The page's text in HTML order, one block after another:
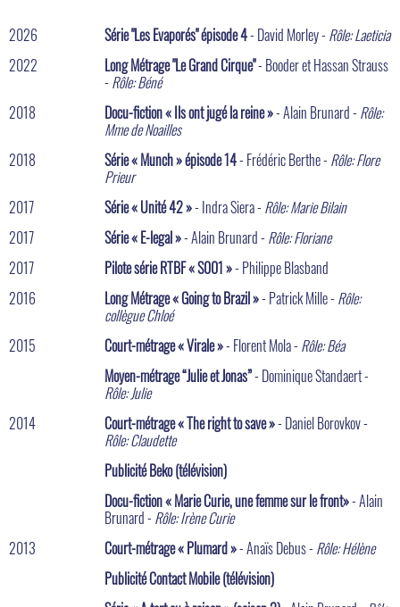
2026 Série "Les Evaporés" épisode 4- David Morley - Rôle: Laeticia
2022
Long Métrage "Le Grand Cirque"- Booder et Hassan Strauss
- Rôle: Béné
2018
Docu-fiction « Ils ont jugé la reine »- Alain Brunard - Rôle:
Mme de Noailles
2018
Série « Munch » épisode 14- Frédéric Berthe - Rôle: Flore
Prieur
2017
Série « Unité 42 »- Indra Siera - Rôle: Marie Bilain
2017
Série « E-legal »- Alain Brunard - Rôle: Floriane
2017
Pilote série RTBF « S001 »- Philippe Blasband
2016
Long Métrage « Going to Brazil »- Patrick Mille - Rôle:
collègue Chloé
2015
Court-métrage « Virale »- Florent Mola - Rôle: Béa
Moyen-métrage “Julie et Jonas”- Dominique Standaert -
Rôle: Julie
2014
Court-métrage « The right to save »- Daniel Borovkov -
Rôle: Claudette
Publicité Beko (télévision)
Docu-fiction « Marie Curie, une femme sur le front»- Alain
Brunard - Rôle: Irène Curie
2013
Court-métrage « Plumard »- Anaïs Debus - Rôle: Hélène
Publicité Contact Mobile (télévision)